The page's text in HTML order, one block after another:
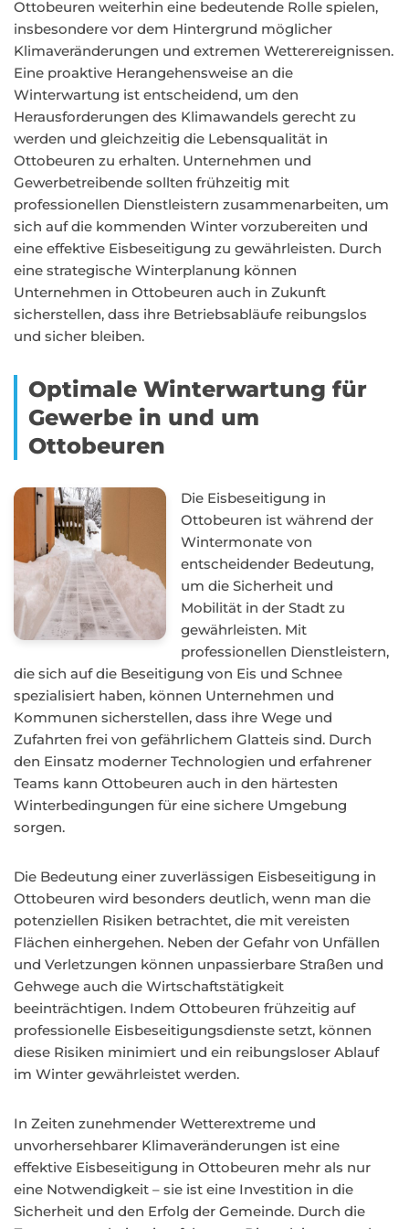
Ottobeuren weiterhin eine bedeutende Rolle spielen,
insbesondere vor dem Hintergrund möglicher
Klimaveränderungen und extremen Wetterereignissen.
Eine proaktive Herangehensweise an die
Winterwartung ist entscheidend, um den
Herausforderungen des Klimawandels gerecht zu
werden und gleichzeitig die Lebensqualität in
Ottobeuren zu erhalten. Unternehmen und
Gewerbetreibende sollten frühzeitig mit
professionellen Dienstleistern zusammenarbeiten, um
sich auf die kommenden Winter vorzubereiten und
eine effektive Eisbeseitigung zu gewährleisten. Durch
eine strategische Winterplanung können
Unternehmen in Ottobeuren auch in Zukunft
sicherstellen, dass ihre Betriebsabläufe reibungslos
und sicher bleiben.
Optimale Winterwartung für
Gewerbe in und um
Ottobeuren
Die Eisbeseitigung in
Ottobeuren ist während der
Wintermonate von
entscheidender Bedeutung,
um die Sicherheit und
Mobilität in der Stadt zu
gewährleisten. Mit
professionellen Dienstleistern,
die sich auf die Beseitigung von Eis und Schnee
spezialisiert haben, können Unternehmen und
Kommunen sicherstellen, dass ihre Wege und
Zufahrten frei von gefährlichem Glatteis sind. Durch
den Einsatz moderner Technologien und erfahrener
Teams kann Ottobeuren auch in den härtesten
Winterbedingungen für eine sichere Umgebung
sorgen.
Die Bedeutung einer zuverlässigen Eisbeseitigung in
Ottobeuren wird besonders deutlich, wenn man die
potenziellen Risiken betrachtet, die mit vereisten
Flächen einhergehen. Neben der Gefahr von Unfällen
und Verletzungen können unpassierbare Straßen und
Gehwege auch die Wirtschaftstätigkeit
beeinträchtigen. Indem Ottobeuren frühzeitig auf
professionelle Eisbeseitigungsdienste setzt, können
diese Risiken minimiert und ein reibungsloser Ablauf
im Winter gewährleistet werden.
In Zeiten zunehmender Wetterextreme und
unvorhersehbarer Klimaveränderungen ist eine
effektive Eisbeseitigung in Ottobeuren mehr als nur
eine Notwendigkeit – sie ist eine Investition in die
Sicherheit und den Erfolg der Gemeinde. Durch die